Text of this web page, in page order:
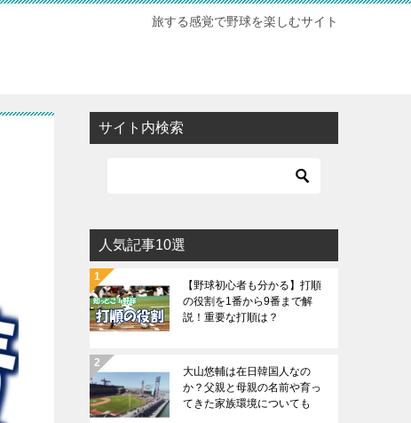
旅する感覚で野球を楽しむサイト
サイト内検索
人気記事10選
【野球初心者も分かる】打順
の役割を1番から9番まで解
説！重要な打順は？
大山悠輔は在日韓国人なの
か？父親と母親の名前や育っ
てきた家族環境についても